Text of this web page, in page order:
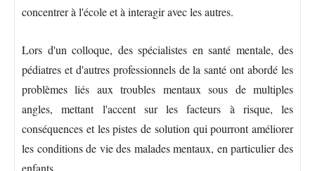
concentrer à l'école et à interagir avec les autres.
Lors d'un colloque, des spécialistes en santé mentale, des
pédiatres et d'autres professionnels de la santé ont abordé les
problèmes liés aux troubles mentaux sous de multiples
angles, mettant l'accent sur les facteurs à risque, les
conséquences et les pistes de solution qui pourront améliorer
les conditions de vie des malades mentaux, en particulier des
enfants.